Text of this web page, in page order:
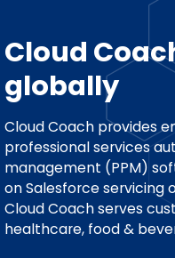
Cloud
globally
Cloud Coach provides
professional services
management (PPM)
on Salesforce servicing
Cloud Coach serves
healthcare, food &